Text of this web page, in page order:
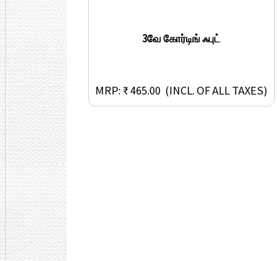
3வே கோர்டிங் ஃபுட்
MRP: ₹ 465.00 (INCL. OF ALL TAXES)